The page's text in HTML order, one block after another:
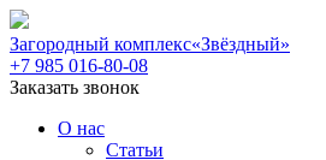
Загородный комплекс«Звёздный»
+7 985 016-80-08
Заказать звонок
О нас
Статьи